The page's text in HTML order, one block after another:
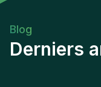
Blog
Derniers